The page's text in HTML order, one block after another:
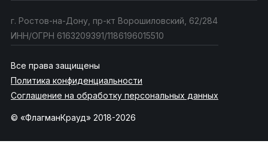
г. Ростов-на-Дону, пр-кт Ворошиловский, 62/284
ИНН/ОГРН 6163209391/1186196015510
Все права защищены
Политика конфиденциальности
Соглашение на обработку персональных данных
© «ФлагманКрауд» 2018-2026